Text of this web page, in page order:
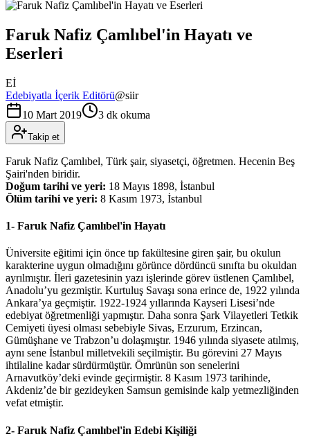
Faruk Nafiz Çamlıbel'in Hayatı ve
Eserleri
Eİ
Edebiyatla İçerik Editörü@siir
10 Mart 2019
3 dk okuma
Takip et
Faruk Nafiz Çamlıbel, Türk şair, siyasetçi, öğretmen. Hecenin Beş
Şairi'nden biridir.
Doğum tarihi ve yeri: 18 Mayıs 1898, İstanbul
Ölüm tarihi ve yeri: 8 Kasım 1973, İstanbul
1- Faruk Nafiz Çamlıbel'in Hayatı
Üniversite eğitimi için önce tıp fakültesine giren şair, bu okulun
karakterine uygun olmadığını görünce dördüncü sınıfta bu okuldan
ayrılmıştır. İleri gazetesinin yazı işlerinde görev üstlenen Çamlıbel,
Anadolu’yu gezmiştir. Kurtuluş Savaşı sona erince de, 1922 yılında
Ankara’ya geçmiştir. 1922-1924 yıllarında Kayseri Lisesi’nde
edebiyat öğretmenliği yapmıştır. Daha sonra Şark Vilayetleri Tetkik
Cemiyeti üyesi olması sebebiyle Sivas, Erzurum, Erzincan,
Gümüşhane ve Trabzon’u dolaşmıştır. 1946 yılında siyasete atılmış,
aynı sene İstanbul milletvekili seçilmiştir. Bu görevini 27 Mayıs
ihtilaline kadar sürdürmüştür. Ömrünün son senelerini
Arnavutköy’deki evinde geçirmiştir. 8 Kasım 1973 tarihinde,
Akdeniz’de bir gezideyken Samsun gemisinde kalp yetmezliğinden
vefat etmiştir.
2- Faruk Nafiz Çamlıbel'in Edebi Kişiliği